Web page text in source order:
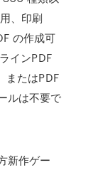
、印刷
の作成可
インPDF
またはPDF
ルは不要で
新作ゲー